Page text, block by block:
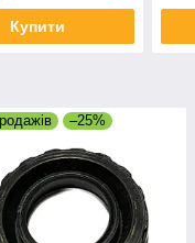
Купити
–25%